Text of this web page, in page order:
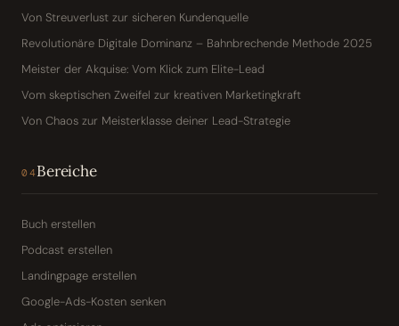
Von Streuverlust zur sicheren Kundenquelle
Revolutionäre Digitale Dominanz – Bahnbrechende Methode 2025
Meister der Akquise: Vom Klick zum Elite-Lead
Vom skeptischen Zweifel zur kreativen Marketingkraft
Von Chaos zur Meisterklasse deiner Lead-Strategie
04Bereiche
Buch erstellen
Podcast erstellen
Landingpage erstellen
Google-Ads-Kosten senken